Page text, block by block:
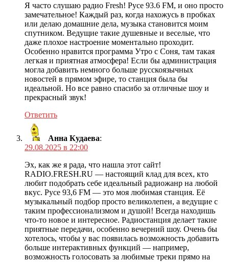
Я часто слушаю радио Fresh! Русе 93.6 FM, и оно просто
замечательное! Каждый раз, когда нахожусь в пробках
или делаю домашние дела, музыка становится моим
спутником. Ведущие такие душевные и веселые, что
даже плохое настроение моментально проходит.
Особенно нравится программа Утро с Соня, там такая
легкая и приятная атмосфера! Если бы администрация
могла добавить немного больше русскоязычных
новостей в прямом эфире, то станция была бы
идеальной. Но все равно спасибо за отличные шоу и
прекрасный звук!
Ответить
Анна Кудаева:
29.08.2025 в 22:00
Эх, как же я рада, что нашла этот сайт!
RADIO.FRESH.RU — настоящий клад для всех, кто
любит подобрать себе идеальный радиожанр на любой
вкус. Русе 93,6 FM — это моя любимая станция. Её
музыкальный подбор просто великолепен, а ведущие с
таким профессионализмом и душой! Всегда находишь
что-то новое и интересное. Радиостанция делает такие
приятные передачи, особенно вечерний шоу. Очень бы
хотелось, чтобы у вас появилась возможность добавить
больше интерактивных функций — например,
возможность голосовать за любимые треки прямо на